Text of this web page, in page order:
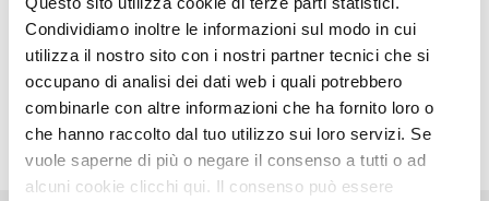
Condividiamo inoltre le informazioni sul modo in cui
utilizza il nostro sito con i nostri partner tecnici che si
occupano di analisi dei dati web i quali potrebbero
combinarle con altre informazioni che ha fornito loro o
che hanno raccolto dal tuo utilizzo sui loro servizi. Se
vuole saperne di più o negare il consenso a tutti o ad
alcuni cookie clicchi qui. Il consenso può essere
Condividi